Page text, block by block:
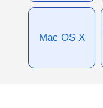
Mac OS X